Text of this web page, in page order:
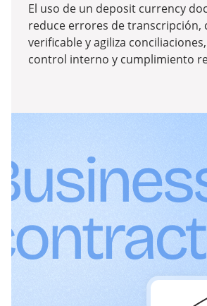
El uso de un deposit currency
reduce errores de transcripción,
verificable y agiliza
control interno y cumplimiento